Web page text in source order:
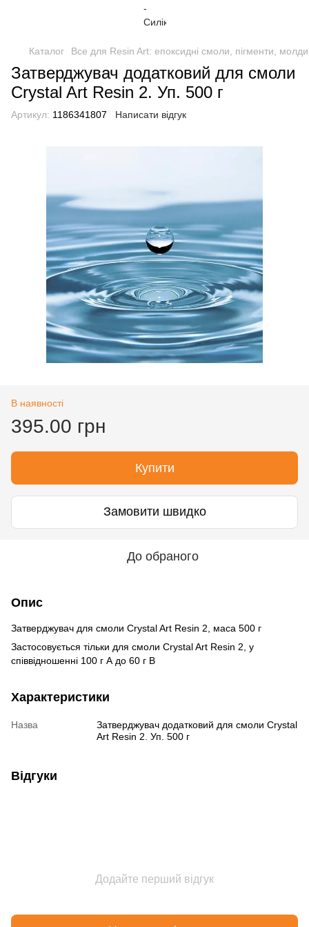
Каталог Все для Resin Art: епоксидні смоли, пігменти,
Затверджувач додатковий для смоли
Crystal Art Resin 2. Уп. 500 г
Артикул: 1186341807 Написати відгук
В наявності
395.00 грн
Купити
Замовити швидко
До обраного
Опис
Затверджувач для смоли Crystal Art Resin 2, маса 500 г
Застосовується тільки для смоли Crystal Art Resin 2, у
співвідношенні 100 г А до 60 г В
Характеристики
Назва
Затверджувач додатковий для смоли Crystal
Art Resin 2. Уп. 500 г
Відгуки
Додайте перший відгук